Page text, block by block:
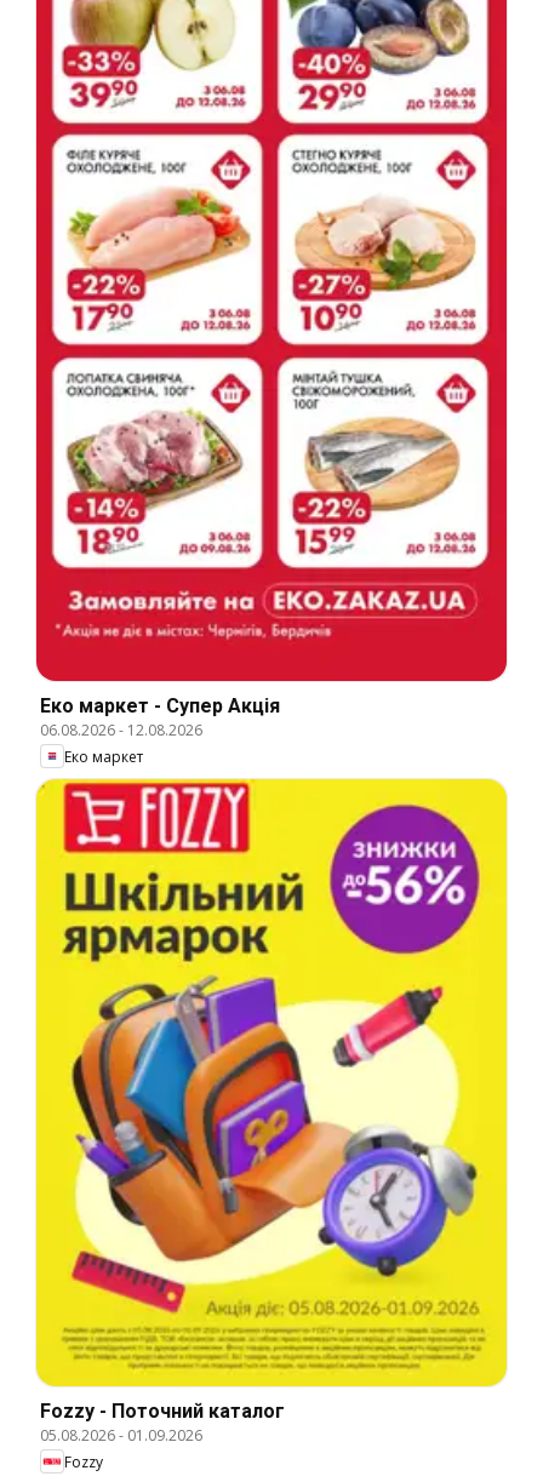
Еко маркет - Супер Акція
06.08.2026- 12.08.2026
Еко маркет
Fozzy - Поточний каталог
05.08.2026- 01.09.2026
Fozzy